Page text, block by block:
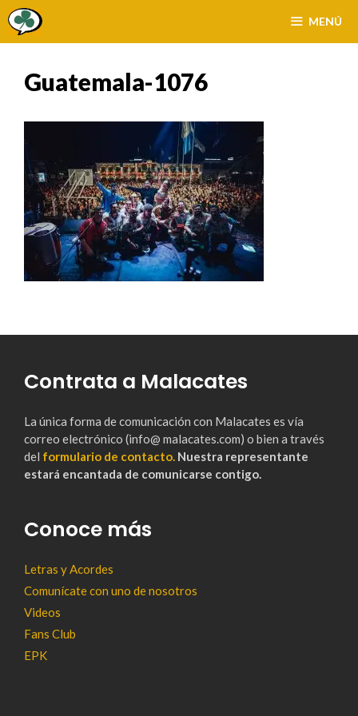
Saltar
MENÚ
Guatemala-1076
Contrata a Malacates
La única forma de comunicación con Malacates es vía
correo electrónico (info@ malacates.com) o bien a través
del formulario de contacto. Nuestra representante
estará encantada de comunicarse contigo.
Conoce más
Letras y Acordes
Comunícate con uno de nosotros
Videos
Fans Club
EPK